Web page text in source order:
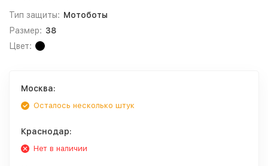
Тип защиты: Мотоботы
Размер: 38
Цвет:
Москва:
Осталось несколько штук
Краснодар:
Нет в наличии